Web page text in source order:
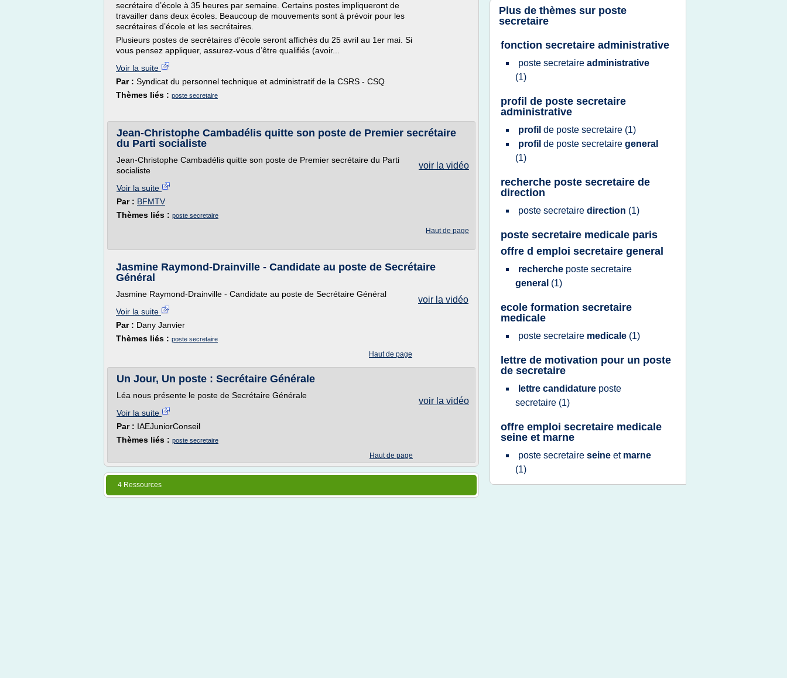
secrétaire d’école à 35 heures par semaine. Certains postes impliqueront de
travailler dans deux écoles. Beaucoup de mouvements sont à prévoir pour les
secrétaires d’école et les secrétaires.
Plusieurs postes de secrétaires d’école seront affichés du 25 avril au 1er mai. Si
vous pensez appliquer, assurez-vous d’être qualifiés (avoir...
Voir la suite
Par : Syndicat du personnel technique et administratif de la CSRS - CSQ
Thèmes liés : poste secretaire
Jean-Christophe Cambadélis quitte son poste de Premier secrétaire
du Parti socialiste
voir la vidéo
Jean-Christophe Cambadélis quitte son poste de Premier secrétaire du Parti
socialiste
Voir la suite
Par : BFMTV
Thèmes liés : poste secretaire
Haut de page
Jasmine Raymond-Drainville - Candidate au poste de Secrétaire
Général
voir la vidéo
Jasmine Raymond-Drainville - Candidate au poste de Secrétaire Général
Voir la suite
Par : Dany Janvier
Thèmes liés : poste secretaire
Haut de page
Un Jour, Un poste : Secrétaire Générale
voir la vidéo
Léa nous présente le poste de Secrétaire Générale
Voir la suite
Par : IAEJuniorConseil
Thèmes liés : poste secretaire
Haut de page
4 Ressources
Plus de thèmes sur poste
secretaire
fonction secretaire administrative
poste secretaire administrative
(1)
profil de poste secretaire
administrative
profil de poste secretaire (1)
profil de poste secretaire general
(1)
recherche poste secretaire de
direction
poste secretaire direction (1)
poste secretaire medicale paris
offre d emploi secretaire general
recherche poste secretaire
general (1)
ecole formation secretaire
medicale
poste secretaire medicale (1)
lettre de motivation pour un poste
de secretaire
lettre candidature poste
secretaire (1)
offre emploi secretaire medicale
seine et marne
poste secretaire seine et marne
(1)